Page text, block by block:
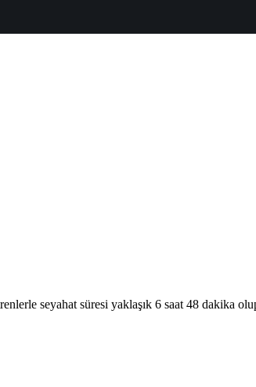
seyahat süresi yaklaşık 6 saat 48 dakika